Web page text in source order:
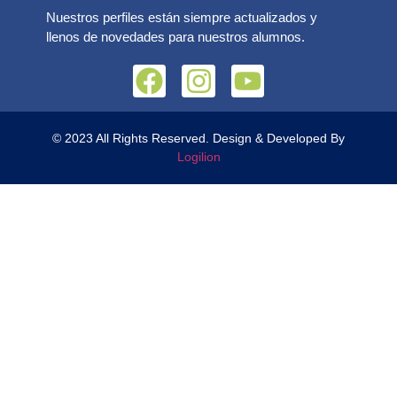
Nuestros perfiles están siempre actualizados y
llenos de novedades para nuestros alumnos.
© 2023 All Rights Reserved. Design & Developed By
Logilion